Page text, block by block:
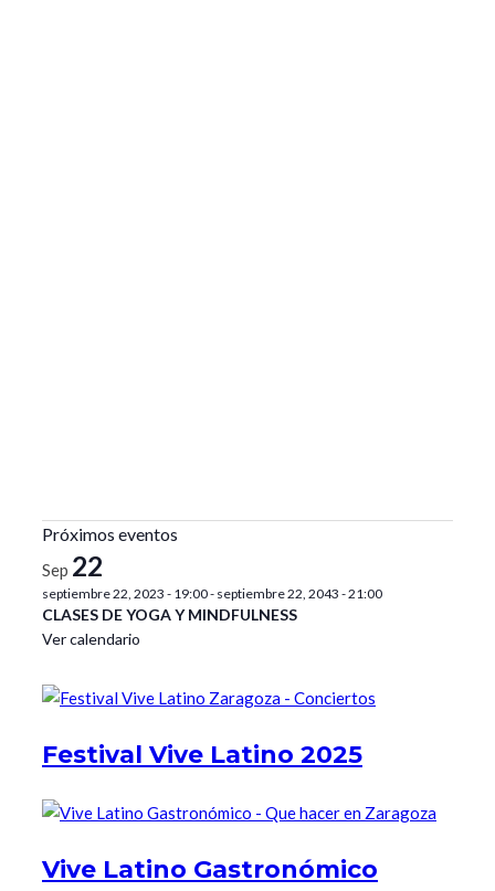
Próximos eventos
Sep 22
septiembre 22, 2023 - 19:00- septiembre 22, 2043 - 21:00
CLASES DE YOGA Y MINDFULNESS
Ver calendario
Festival Vive Latino 2025
Vive Latino Gastronómico